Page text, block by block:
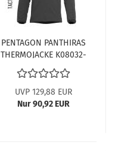
PENTAGON PANTHIRAS
THERMOJACKE K08032-
01 SCHWARZ
UVP 129,88 EUR
Nur 90,92 EUR